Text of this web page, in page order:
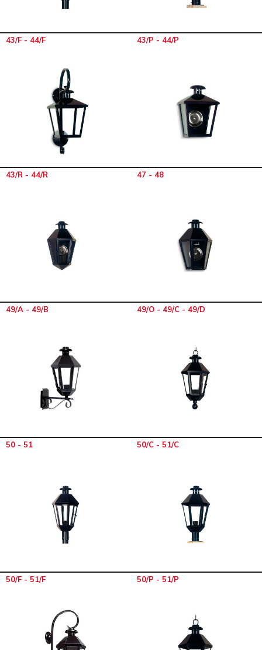
43/F - 44/F 43/P - 44/P
43/R - 44/R 47 - 48
49/A - 49/B 49/O - 49/C - 49/D
50 - 51 50/C - 51/C
50/F - 51/F 50/P - 51/P